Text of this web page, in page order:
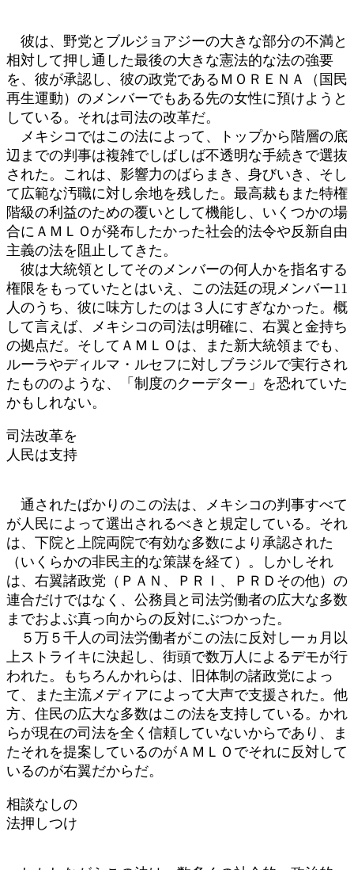
彼は、野党とブルジョアジーの大きな部分の不満と
相対して押し通した最後の大きな憲法的な法の強要
を、彼が承認し、彼の政党であるＭＯＲＥＮＡ（国民
再生運動）のメンバーでもある先の女性に預けようと
している。それは司法の改革だ。
メキシコではこの法によって、トップから階層の底
辺までの判事は複雑でしばしば不透明な手続きで選抜
された。これは、影響力のばらまき、身びいき、そし
て広範な汚職に対し余地を残した。最高裁もまた特権
階級の利益のための覆いとして機能し、いくつかの場
合にＡＭＬＯが発布したかった社会的法令や反新自由
主義の法を阻止してきた。
彼は大統領としてそのメンバーの何人かを指名する
権限をもっていたとはいえ、この法廷の現メンバー11
人のうち、彼に味方したのは３人にすぎなかった。概
して言えば、メキシコの司法は明確に、右翼と金持ち
の拠点だ。そしてＡＭＬＯは、また新大統領までも、
ルーラやディルマ・ルセフに対しブラジルで実行され
たもののような、「制度のクーデター」を恐れていた
かもしれない。
司法改革を
人民は支持
通されたばかりのこの法は、メキシコの判事すべて
が人民によって選出されるべきと規定している。それ
は、下院と上院両院で有効な多数により承認された
（いくらかの非民主的な策謀を経て）。しかしそれ
は、右翼諸政党（ＰＡＮ、ＰＲＩ、ＰＲＤその他）の
連合だけではなく、公務員と司法労働者の広大な多数
までおよぶ真っ向からの反対にぶつかった。
５万５千人の司法労働者がこの法に反対し一ヵ月以
上ストライキに決起し、街頭で数万人によるデモが行
われた。もちろんかれらは、旧体制の諸政党によっ
て、また主流メディアによって大声で支援された。他
方、住民の広大な多数はこの法を支持している。かれ
らが現在の司法を全く信頼していないからであり、ま
たそれを提案しているのがＡＭＬＯでそれに反対して
いるのが右翼だからだ。
相談なしの
法押しつけ